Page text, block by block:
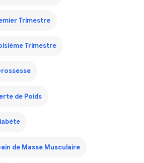
Trimestre
Trimestre
de Poids
de Masse Musculaire